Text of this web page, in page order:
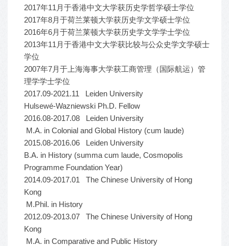
2017年11月于香港中文大学获历史学哲学硕士学位
2017年8月于荷兰莱顿大学获历史学文学硕士学位
2016年6月于荷兰莱顿大学获历史学文学学士学位
2013年11月于香港中文大学获比较与公众史学文学硕士
学位
2007年7月于上海海事大学获工商管理（国际航运）管
理学学士学位
2017.09-2021.11 Leiden University
Hulsewé-Wazniewski Ph.D. Fellow
2016.08-2017.08 Leiden University
M.A. in Colonial and Global History (cum laude)
2015.08-2016.06 Leiden University
B.A. in History (summa cum laude, Cosmopolis
Programme Foundation Year)
2014.09-2017.01 The Chinese University of Hong
Kong
M.Phil. in History
2012.09-2013.07 The Chinese University of Hong
Kong
M.A. in Comparative and Public History